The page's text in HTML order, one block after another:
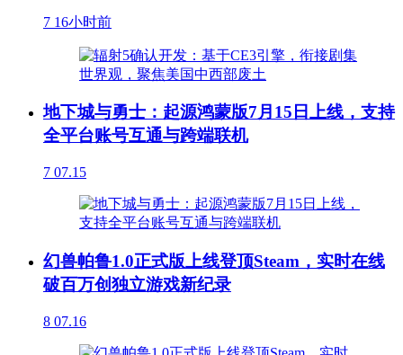
7 16小时前
地下城与勇士：起源鸿蒙版7月15日上线，支持
全平台账号互通与跨端联机
7 07.15
幻兽帕鲁1.0正式版上线登顶Steam，实时在线
破百万创独立游戏新纪录
8 07.16